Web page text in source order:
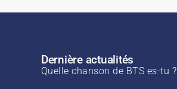
Dernière actualités
Quelle chanson de BTS es-tu ?